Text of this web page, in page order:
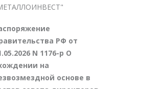
РФ от
N 1176-р О
на
основе в